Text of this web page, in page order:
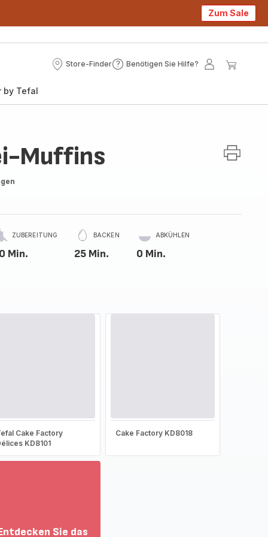
Zum Sale
Store-Finder
Store-
Benötigen Sie Hilfe?
Benötigen
Mein
by Tefal
Muffins
ZUBEREITUNG
Min.
BACKEN
25 Min.
ABKÜHLEN
0 Min.
Cake Factory
KD8101
Cake Factory KD8018
Sie das